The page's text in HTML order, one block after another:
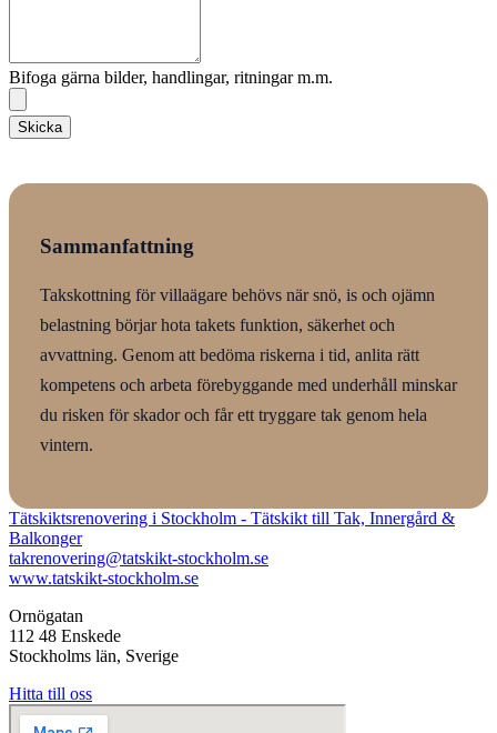
Bifoga gärna bilder, handlingar, ritningar m.m.
Skicka
Sammanfattning
Takskottning för villaägare behövs när snö, is och ojämn
belastning börjar hota takets funktion, säkerhet och
avvattning. Genom att bedöma riskerna i tid, anlita rätt
kompetens och arbeta förebyggande med underhåll minskar
du risken för skador och får ett tryggare tak genom hela
vintern.
Tätskiktsrenovering i Stockholm - Tätskikt till Tak, Innergård &
Balkonger
takrenovering@tatskikt-stockholm.se
www.tatskikt-stockholm.se
Ornögatan
112 48 Enskede
Stockholms län, Sverige
Hitta till oss